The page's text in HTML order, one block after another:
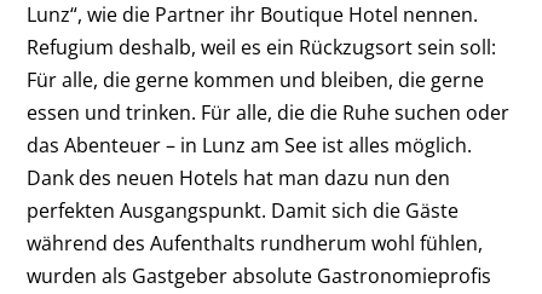
Lunz“, wie die Partner ihr Boutique Hotel nennen.
Refugium deshalb, weil es ein Rückzugsort sein soll:
Für alle, die gerne kommen und bleiben, die gerne
essen und trinken. Für alle, die die Ruhe suchen oder
das Abenteuer – in Lunz am See ist alles möglich.
Dank des neuen Hotels hat man dazu nun den
perfekten Ausgangspunkt. Damit sich die Gäste
während des Aufenthalts rundherum wohl fühlen,
wurden als Gastgeber absolute Gastronomieprofis